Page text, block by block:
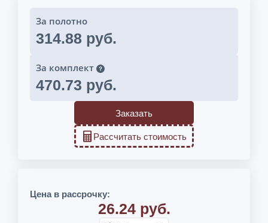
За полотно
314.88 руб.
За комплект
470.73 руб.
Заказать
Рассчитать стоимость
Цена в рассрочку:
26.24 руб.